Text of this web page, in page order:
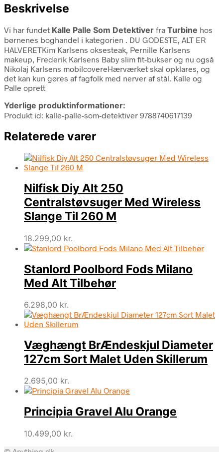
Beskrivelse
Vi har fundet Kalle Palle Som Detektiver fra Turbine hos
børnenes boghandel i kategorien . DU GODESTE, ALT ER
HALVERETKim Karlsens oksesteak, Pernille Karlsens
makeup, Frederik Karlsens Baby slim fit-bukser og nu også
Nikolaj Karlsens mobilcovereHærværket skal opklares, og
det kan kun gøres af fagfolk med nerver af stål. Kalle og
Palle oprett
Yderlige produktinformationer:
Produkt id: kalle-palle-som-detektiver 9788740617139
Relaterede varer
Nilfisk Diy Alt 250
Centralstøvsuger Med Wireless
Slange Til 260 M
18.299,00 kr.
Stanlord Poolbord Fods Milano
Med Alt Tilbehør
6.298,00 kr.
Væghængt BrÆndeskjul Diameter
127cm Sort Malet Uden Skillerum
2.695,00 kr.
Principia Gravel Alu Orange
10.499,00 kr.